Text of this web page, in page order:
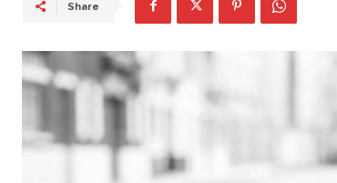
Share